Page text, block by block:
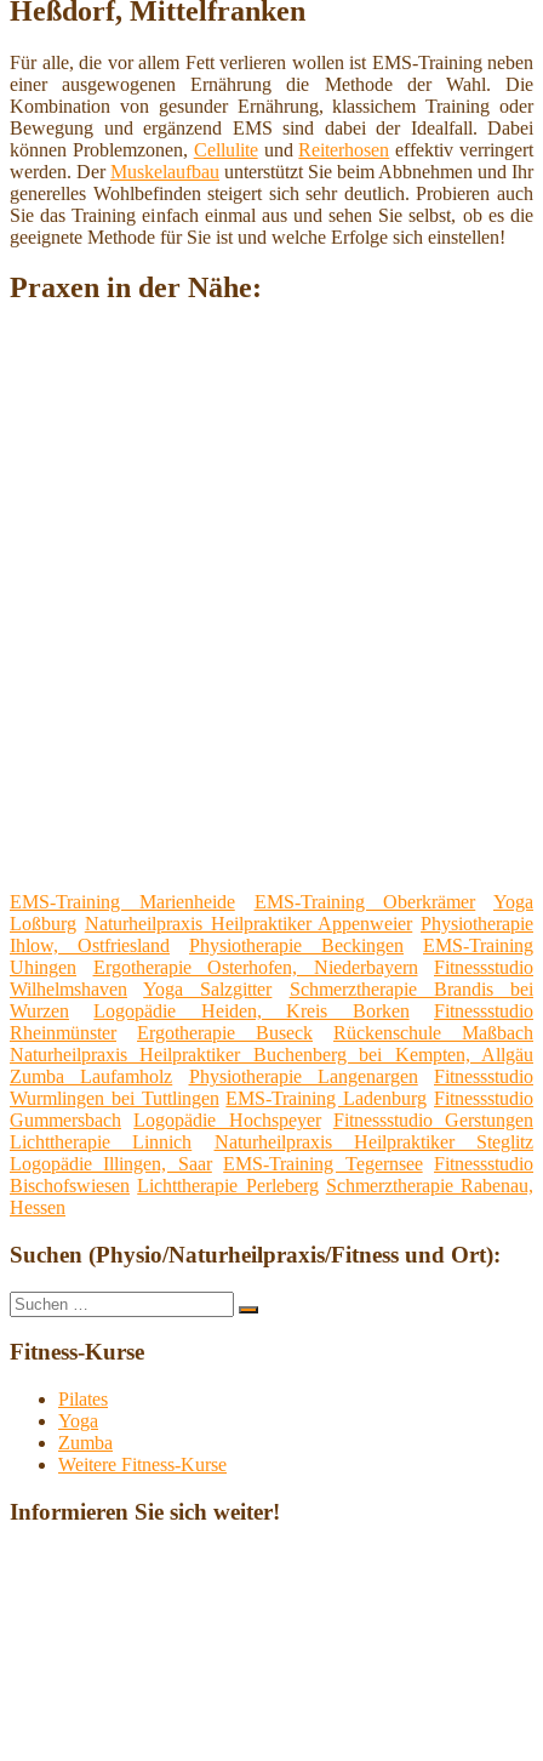
Heßdorf, Mittelfranken
Für alle, die vor allem Fett verlieren wollen ist EMS-Training neben
einer ausgewogenen Ernährung die Methode der Wahl. Die
Kombination von gesunder Ernährung, klassichem Training oder
Bewegung und ergänzend EMS sind dabei der Idealfall. Dabei
können Problemzonen, CelluliteundReiterhosen effektiv verringert
werden. DerMuskelaufbau unterstützt Sie beim Abbnehmen und Ihr
generelles Wohlbefinden steigert sich sehr deutlich. Probieren auch
Sie das Training einfach einmal aus und sehen Sie selbst, ob es die
geeignete Methode für Sie ist und welche Erfolge sich einstellen!
Praxen in der Nähe:
EMS-Training Marienheide EMS-Training Oberkrämer
Yoga
Loßburg Naturheilpraxis Heilpraktiker Appenweier Physiotherapie
Ihlow, Ostfriesland
Physiotherapie Beckingen
EMS-Training
Uhingen
Ergotherapie Osterhofen, Niederbayern
Fitnessstudio
Wilhelmshaven
Yoga Salzgitter
Schmerztherapie Brandis bei
Wurzen
Logopädie Heiden, Kreis Borken
Fitnessstudio
Rheinmünster
Ergotherapie Buseck
Rückenschule Maßbach
Naturheilpraxis Heilpraktiker Buchenberg bei Kempten, Allgäu
Zumba Laufamholz
Physiotherapie Langenargen
Fitnessstudio
Wurmlingen bei Tuttlingen EMS-Training Ladenburg Fitnessstudio
Gummersbach
Logopädie Hochspeyer
Fitnessstudio Gerstungen
Lichttherapie Linnich
Naturheilpraxis Heilpraktiker Steglitz
Logopädie Illingen, Saar EMS-Training Tegernsee Fitnessstudio
Bischofswiesen Lichttherapie Perleberg Schmerztherapie Rabenau,
Hessen
Suchen (Physio/Naturheilpraxis/Fitness und Ort):
Suche
nach:
Suchen
Fitness-Kurse
Pilates
Yoga
Zumba
Weitere Fitness-Kurse
Informieren Sie sich weiter!